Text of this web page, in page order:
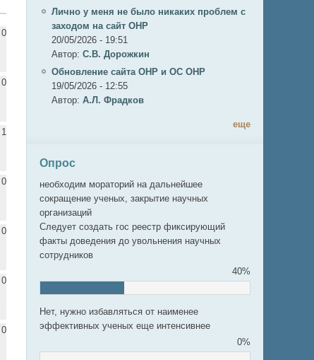
0
0
1
0
0
0
0
Лично у меня не было никаких проблем с
заходом на сайт ОНР
20/05/2026 - 19:51
Автор: С.В. Дорожкин
Обновление сайта ОНР и ОС ОНР
19/05/2026 - 12:55
Автор: А.Л. Фрадков
еще
Опрос
необходим мораторий на дальнейшее
сокращение ученых, закрытие научных
организаций
Следует создать гос реестр фиксирующий
факты доведения до увольнения научных
сотрудников
40%
Нет, нужно избавляться от наименее
эффективных ученых еще интенсивнее
0%